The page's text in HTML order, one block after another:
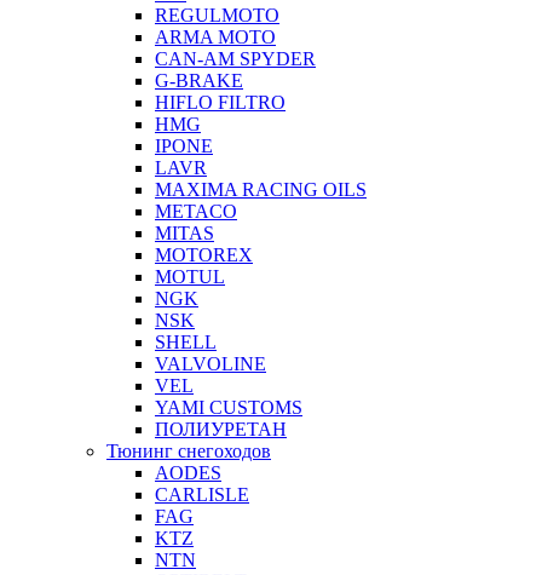
REGULMOTO
ARMA MOTO
CAN-AM SPYDER
G-BRAKE
HIFLO FILTRO
HMG
IPONE
LAVR
MAXIMA RACING OILS
METACO
MITAS
MOTOREX
MOTUL
NGK
NSK
SHELL
VALVOLINE
VEL
YAMI CUSTOMS
ПОЛИУРЕТАН
Тюнинг снегоходов
AODES
CARLISLE
FAG
KTZ
NTN